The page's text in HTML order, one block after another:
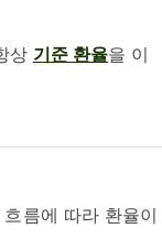
상 기준 환율을 이
름에 따라 환율이